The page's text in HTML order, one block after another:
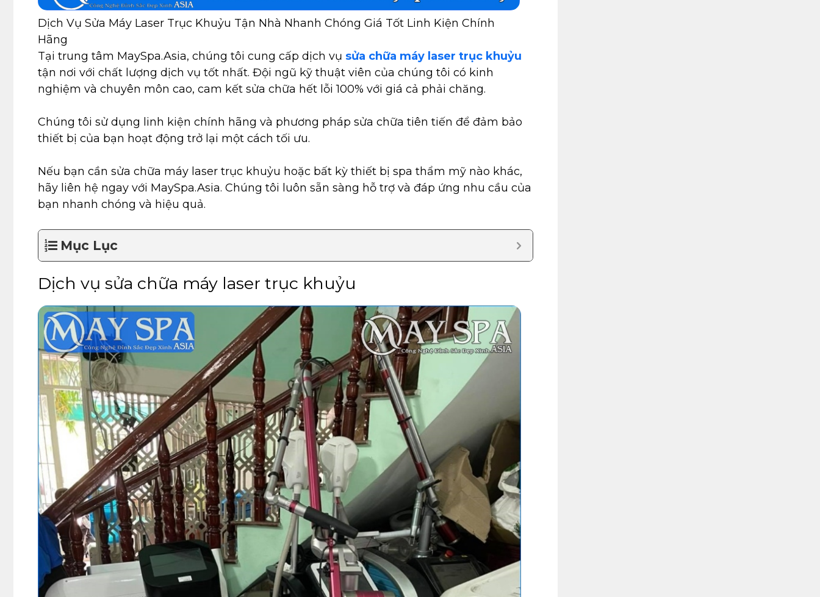
Dịch Vụ Sửa Máy Laser Trục Khuỷu Tận Nhà Nhanh Chóng Giá Tốt Linh Kiện Chính
Hãng
Tại trung tâm MaySpa.Asia, chúng tôi cung cấp dịch vụ sửa chữa máy laser trục khuỷu
tận nơi với chất lượng dịch vụ tốt nhất. Đội ngũ kỹ thuật viên của chúng tôi có kinh
nghiệm và chuyên môn cao, cam kết sửa chữa hết lỗi 100% với giá cả phải chăng.
Chúng tôi sử dụng linh kiện chính hãng và phương pháp sửa chữa tiên tiến để đảm bảo
thiết bị của bạn hoạt động trở lại một cách tối ưu.
Nếu bạn cần sửa chữa máy laser trục khuỷu hoặc bất kỳ thiết bị spa thẩm mỹ nào khác,
hãy liên hệ ngay với MaySpa.Asia. Chúng tôi luôn sẵn sàng hỗ trợ và đáp ứng nhu cầu của
bạn nhanh chóng và hiệu quả.
Mục Lục
Dịch vụ sửa chữa máy laser trục khuỷu